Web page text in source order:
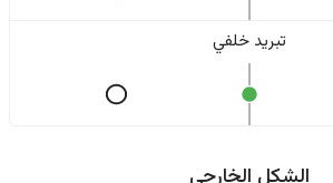
تبريد خلفي